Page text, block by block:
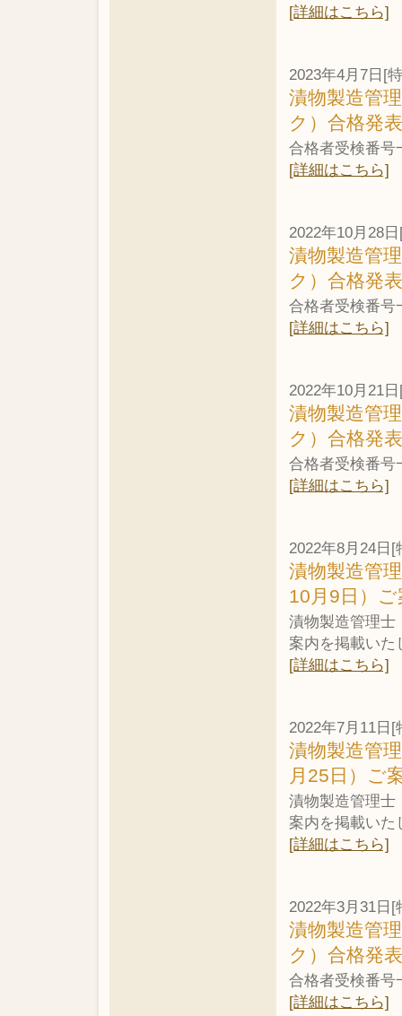
[詳細はこちら]
2023年4月7日[
漬物製造管
ク）合格発表
合格者受検番号
[詳細はこちら]
2022年10月28
漬物製造管
ク）合格発表
合格者受検番号
[詳細はこちら]
2022年10月21
漬物製造管
ク）合格発表
合格者受検番号
[詳細はこちら]
2022年8月24日[
漬物製造管
10月9日）ご
漬物製造管理士
案内を掲載いた
[詳細はこちら]
2022年7月11日[
漬物製造管
月25日）ご
漬物製造管理士
案内を掲載いた
[詳細はこちら]
2022年3月31日[
漬物製造管
ク）合格発表
合格者受検番号
[詳細はこちら]